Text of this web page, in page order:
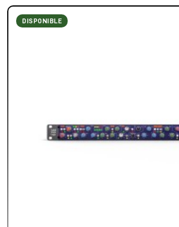
DISPONIBLE